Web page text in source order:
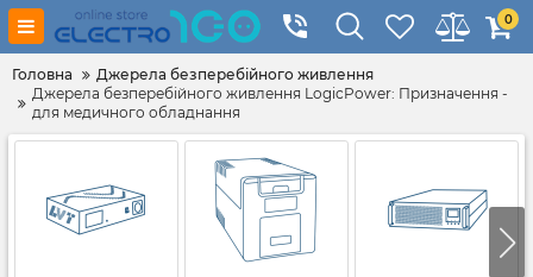
0
Головна
Джерела безперебійного живлення
Джерела безперебійного живлення LogicPower: Призначення -
для медичного обладнання